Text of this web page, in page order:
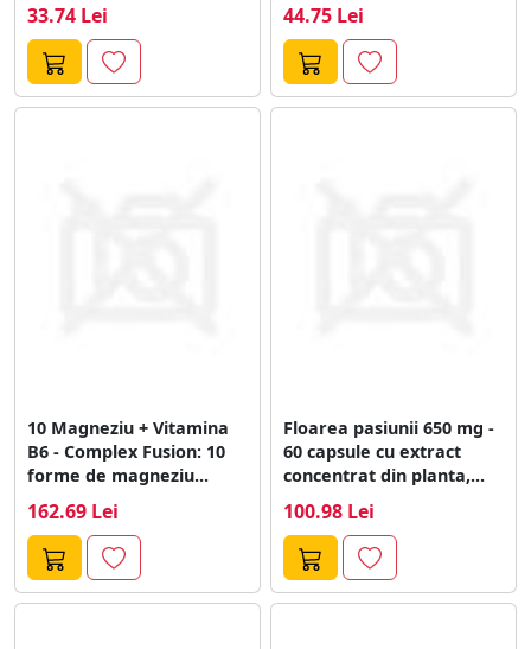
33.74 Lei 44.75 Lei
10 Magneziu + Vitamina
B6 - Complex Fusion: 10
forme de magneziu...
162.69 Lei
Floarea pasiunii 650 mg -
60 capsule cu extract
concentrat din planta,...
100.98 Lei